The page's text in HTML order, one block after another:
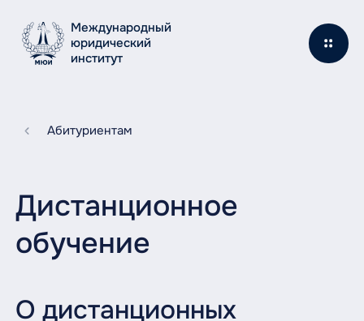
Международный
юридический
институт
Абитуриентам
Дистанционное
обучение
О дистанционных